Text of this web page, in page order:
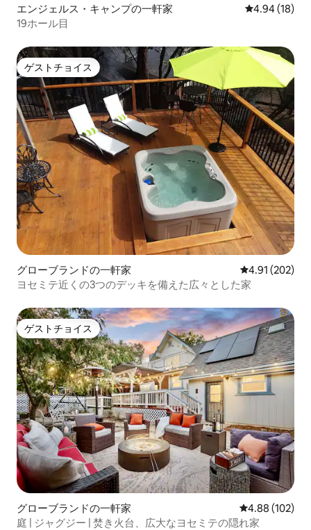
エンジェルス・キャンプの一軒家 レビュー18
4.94 (18)
19ホール目
ゲストチョイス
ゲストチョイス
グローブランドの一軒家 レビュー202
4.91 (202)
ヨセミテ近くの3つのデッキを備えた広々とした家
ゲストチョイス
ゲストチョイス
グローブランドの一軒家 レビュー102
4.88 (102)
庭 | ジャグジー | 焚き火台、広大なヨセミテの隠れ家